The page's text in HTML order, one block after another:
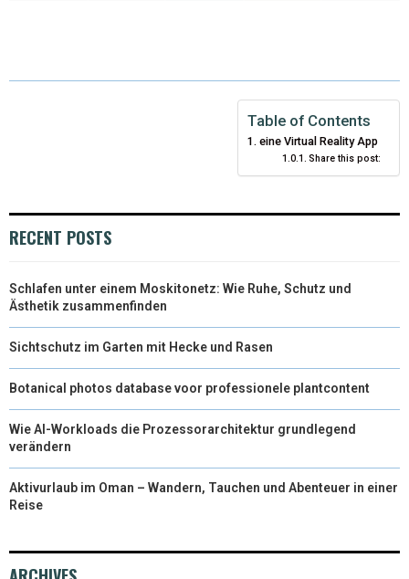
W
E
R
E
K
T
S
K
E
D
I
N
I
Table of Contents
eine Virtual Reality App
Share this post:
RECENT POSTS
Schlafen unter einem Moskitonetz: Wie Ruhe, Schutz und
Ästhetik zusammenfinden
Sichtschutz im Garten mit Hecke und Rasen
Botanical photos database voor professionele plantcontent
Wie AI-Workloads die Prozessorarchitektur grundlegend
verändern
Aktivurlaub im Oman – Wandern, Tauchen und Abenteuer in einer
Reise